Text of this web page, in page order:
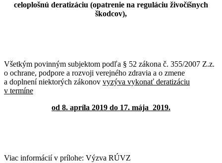
celoplošnú deratizáciu (opatrenie na reguláciu živočíšnych
škodcov),
Všetkým povinným subjektom podľa § 52 zákona č. 355/2007 Z.z.
o ochrane, podpore a rozvoji verejného zdravia a o zmene
a doplnení niektorých zákonov vyzýva vykonať deratizáciu
v termíne
od 8. apríla 2019 do 17. mája 2019.
Viac informácií v prílohe: Výzva RÚVZ